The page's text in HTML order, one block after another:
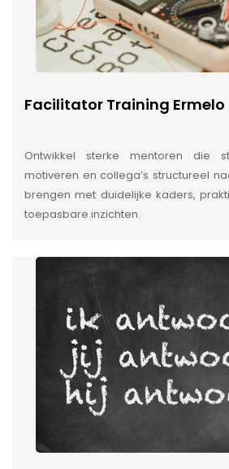
Facilitator Training Ermelo
Ontwikkel sterke mentoren die
motiveren en collega’s structureel
brengen met duidelijke kaders,
toepasbare inzichten.